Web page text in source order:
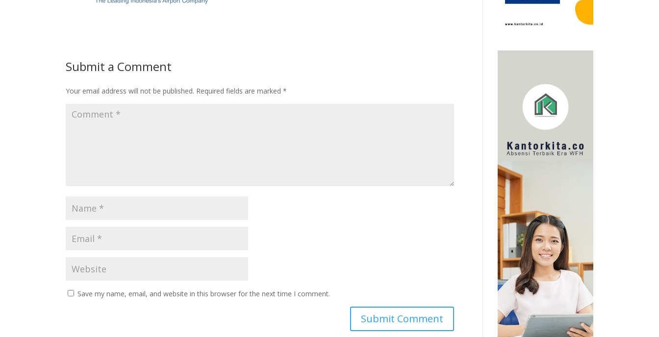
Submit a Comment
Your email address will not be published. Required fields are marked*
Save my name, email, and website in this browser for the next time I comment.